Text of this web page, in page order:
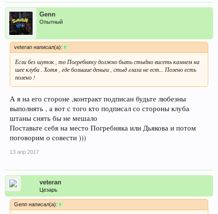
Genn
Опытный
veteran написал(а):↑
Если без шуток , то Погребняку должно быть стыдно висеть камнем на
шее клуба . Хотя , где большие деньги , стыд глаза не ест... Полено есть
полено !
А я на его стороне ,контракт подписан будьте любезны
выполнять , а вот с того кто подписал со стороны клуба
штаны снять бы не мешало
Поставьте себя на место Погребняка или Дьякова и потом
поговорим о совести )))
13 апр 2017
veteran
Цезарь
Genn написал(а):↑